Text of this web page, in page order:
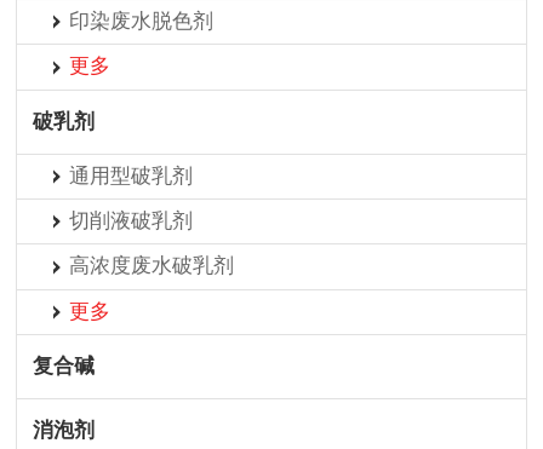
印染废水脱色剂
更多
破乳剂
通用型破乳剂
切削液破乳剂
高浓度废水破乳剂
更多
复合碱
消泡剂